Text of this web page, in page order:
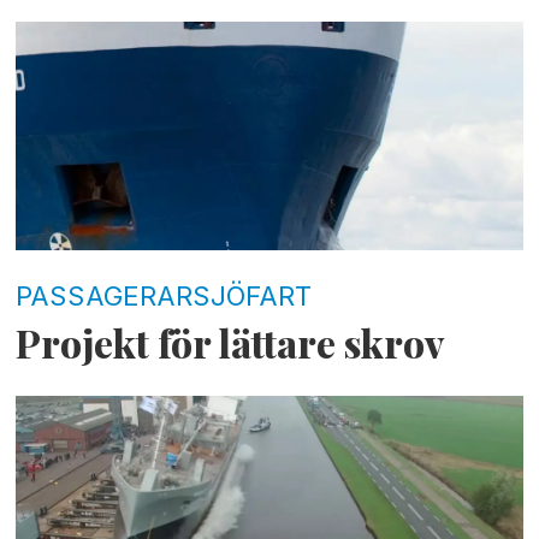
PASSAGERARSJÖFART
Projekt för lättare skrov